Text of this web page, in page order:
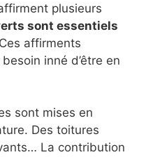
plusieurs
sont essentiels
Ces affirments
inné d’être en
sont mises en
Des toitures
La contribution